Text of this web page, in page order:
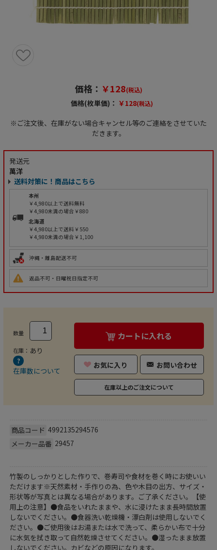
価格： ￥128(税込)
価格(枚単価)： ￥128(税込)
※ご注文後、在庫がない場合キャンセル等のご連絡をさせていた
だきます。
発送元
萬洋
送料対策に！商品はこちら
本州
￥4,980以上で送料無料
￥4,980未満の場合￥880
北海道
￥4,980以上で送料￥550
￥4,980未満の場合￥1,100
沖縄・離島配送不可
返品不可・日曜祝日指定不可
数量
在庫： あり
在庫数について
カートに入れる
お気に入り お問い合わせ
在庫以上のご注文について
商品コード 4992135294576
メーカー品番 29457
竹製のしっかりとした作りで、巻寿司や食材を巻く時にお使いい
ただけます※天然素材・手作りの為、色や木目の出方、サイズ・
形状等が写真とは異なる場合があります。ご了承ください。【使
用上の注意】●食品をいれたままや、水に浸けたまま長時間放置
しないでください。●食器洗い乾燥機・漂白剤は使用しないでく
ださい。●ご使用後はお湯または水で洗って、柔らかい布で十分
に水気を拭き取って自然乾燥させてください。●湿ったまま放置
しないでください。カビなどの原因になります。